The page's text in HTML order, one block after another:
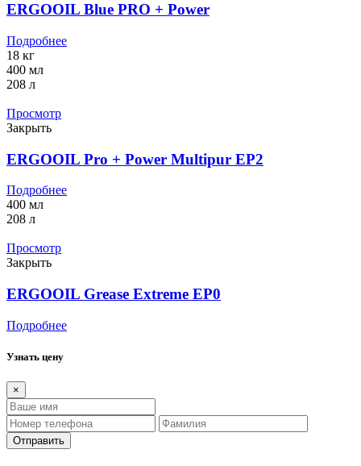
ERGOOIL Blue PRO + Power
Подробнее
18 кг
400 мл
208 л
Просмотр
Закрыть
ERGOOIL Pro + Power Multipur EP2
Подробнее
400 мл
208 л
Просмотр
Закрыть
ERGOOIL Grease Extreme EP0
Подробнее
Узнать цену
×
Отправить